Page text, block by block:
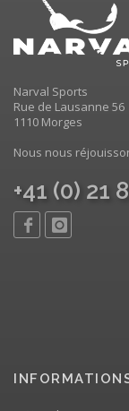
Narval Sports
Rue de Lausanne 56
1110 Morges
Nous nous
+41 (0) 21